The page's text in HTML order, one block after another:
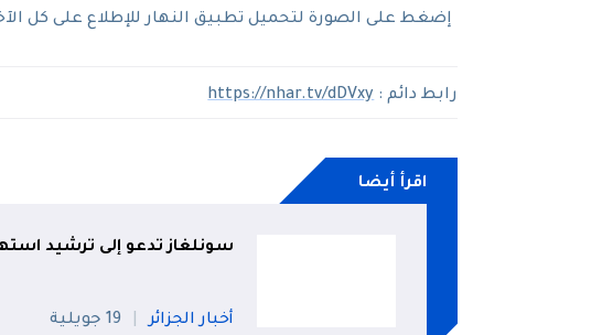
إضغط على الصورة لتحميل تطبيق النهار للإطلاع على كل
رابط دائم :https://nhar.tv/dDVxy
اقرأ أيضا
سونلغاز تدعو إلى ترشيد
أخبار الجزائر 19 جويلية